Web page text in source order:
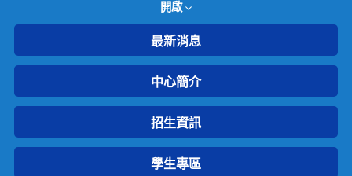
開啟
最新消息
中心簡介
招生資訊
學生專區